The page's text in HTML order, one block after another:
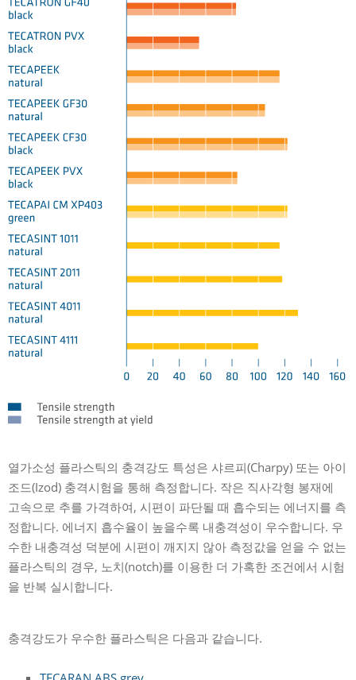
열가소성 플라스틱의 충격강도 특성은 샤르피(Charpy) 또는 아이
조드(Izod) 충격시험을 통해 측정합니다. 작은 직사각형 봉재에
고속으로 추를 가격하여, 시편이 파단될 때 흡수되는 에너지를 측
정합니다. 에너지 흡수율이 높을수록 내충격성이 우수합니다. 우
수한 내충격성 덕분에 시편이 깨지지 않아 측정값을 얻을 수 없는
플라스틱의 경우, 노치(notch)를 이용한 더 가혹한 조건에서 시험
을 반복 실시합니다.
충격강도가 우수한 플라스틱은 다음과 같습니다.